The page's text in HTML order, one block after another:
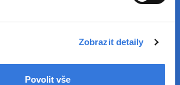
Zobrazit detaily
Povolit vše
Rudolfa a Stefanie, a.s., který Vám
doporučil.